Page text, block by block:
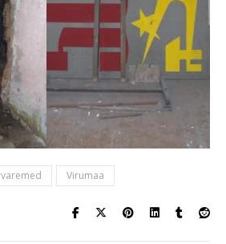
varemed Virumaa